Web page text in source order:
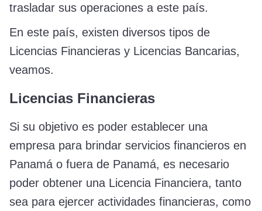
trasladar sus operaciones a este país.
En este país, existen diversos tipos de
Licencias Financieras y Licencias Bancarias,
veamos.
Licencias Financieras
Si su objetivo es poder establecer una
empresa para brindar servicios financieros en
Panamá o fuera de Panamá, es necesario
poder obtener una Licencia Financiera, tanto
sea para ejercer actividades financieras, como